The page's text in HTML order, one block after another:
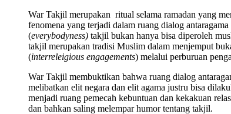
War Takjil merupakan ritual selama ramadan yang
fenomena yang terjadi dalam ruang dialog antaragama
(everybodyness) takjil bukan hanya bisa diperoleh
takjil merupakan tradisi Muslim dalam menjemput
(interreleigious engagements) melalui perburuan
War Takjil membuktikan bahwa ruang dialog
melibatkan elit negara dan elit agama justru bisa
menjadi ruang pemecah kebuntuan dan kekakuan
dan bahkan saling melempar humor tentang takjil.